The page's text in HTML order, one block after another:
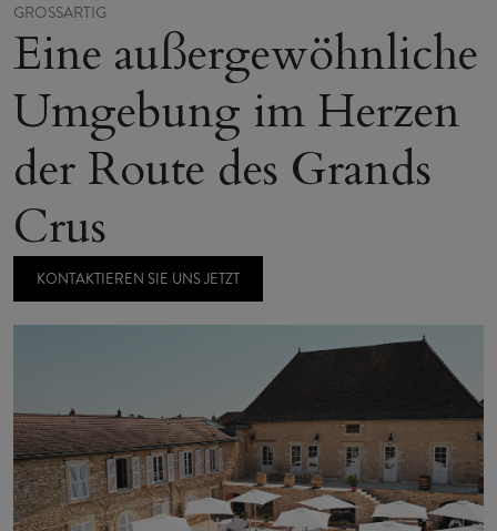
GROSSARTIG
Eine außergewöhnliche
Umgebung im Herzen
der Route des Grands
Crus
KONTAKTIEREN SIE UNS JETZT